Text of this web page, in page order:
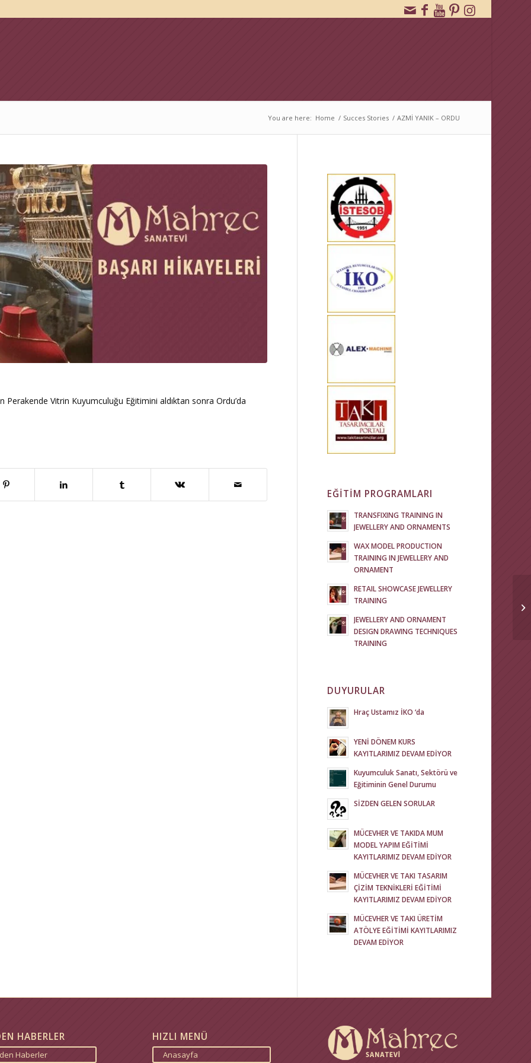
You are here: Home / Succes Stories / AZMİ YANIK – ORDU
Perakende Vitrin Kuyumculuğu Eğitimini aldıktan sonra Ordu’da
EĞİTİM PROGRAMLARI
TRANSFIXING TRAINING IN
JEWELLERY AND ORNAMENTS
WAX MODEL PRODUCTION
TRAINING IN JEWELLERY AND
ORNAMENT
RETAIL SHOWCASE JEWELLERY
TRAINING
JEWELLERY AND ORNAMENT
DESIGN DRAWING TECHNIQUES
TRAINING
DUYURULAR
Hraç Ustamız İKO ‘da
YENİ DÖNEM KURS
KAYITLARIMIZ DEVAM EDİYOR
Kuyumculuk Sanatı, Sektörü ve
Eğitiminin Genel Durumu
SİZDEN GELEN SORULAR
MÜCEVHER VE TAKIDA MUM
MODEL YAPIM EĞİTİMİ
KAYITLARIMIZ DEVAM EDİYOR
MÜCEVHER VE TAKI TASARIM
ÇİZİM TEKNİKLERİ EĞİTİMİ
KAYITLARIMIZ DEVAM EDİYOR
MÜCEVHER VE TAKI ÜRETİM
ATÖLYE EĞİTİMİ KAYITLARIMIZ
DEVAM EDİYOR
HABERLER
Haberler
HIZLI MENÜ
Anasayfa